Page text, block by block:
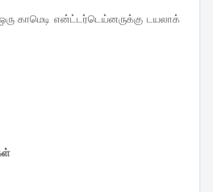
காமெடி என்ட்டர்டெய்னருக்கு டயலாக்